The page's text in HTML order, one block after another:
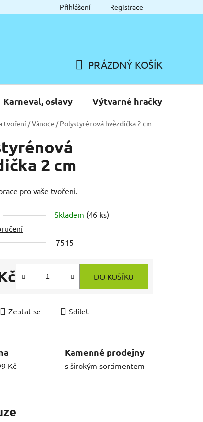
Přihlášení Registrace
KOŠÍK
PRÁZDNÝ KOŠÍK
Karneval, oslavy Výtvarné hračky
tvoření /Vánoce / Polystyrénová hvězdička 2 cm
2 cm
pro vaše tvoření.
Skladem (46 ks)
7515
DO KOŠÍKU
Zeptat se Sdílet
Kč
Kamenné prodejny
s širokým sortimentem